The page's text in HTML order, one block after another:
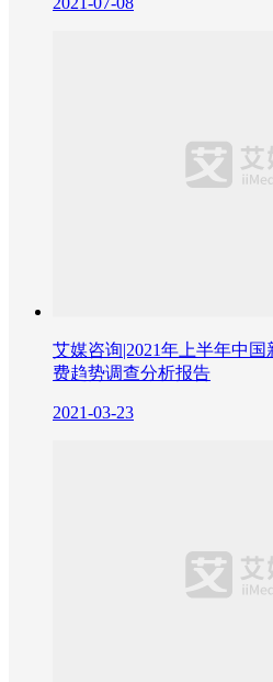
艾媒咨询|2021年上半年中
费趋势调查分析报告
2021-03-23